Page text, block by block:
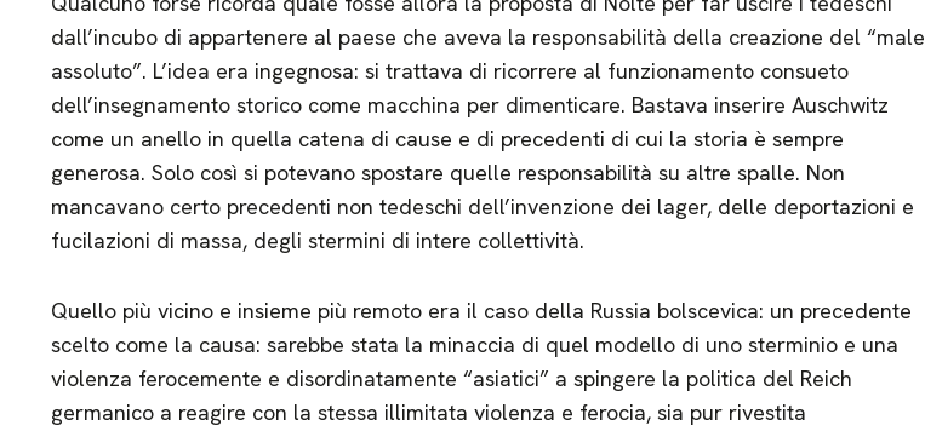
dall’incubo di appartenere al paese che aveva la responsabilità della creazione del “male
assoluto”. L’idea era ingegnosa: si trattava di ricorrere al funzionamento consueto
dell’insegnamento storico come macchina per dimenticare. Bastava inserire Auschwitz
come un anello in quella catena di cause e di precedenti di cui la storia è sempre
generosa. Solo così si potevano spostare quelle responsabilità su altre spalle. Non
mancavano certo precedenti non tedeschi dell’invenzione dei lager, delle deportazioni e
fucilazioni di massa, degli stermini di intere collettività.
Quello più vicino e insieme più remoto era il caso della Russia bolscevica: un precedente
scelto come la causa: sarebbe stata la minaccia di quel modello di uno sterminio e una
violenza ferocemente e disordinatamente “asiatici” a spingere la politica del Reich
germanico a reagire con la stessa illimitata violenza e ferocia, sia pur rivestita